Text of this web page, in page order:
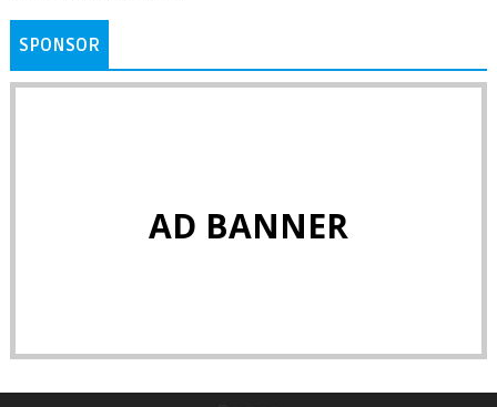
SPONSOR
AD BANNER